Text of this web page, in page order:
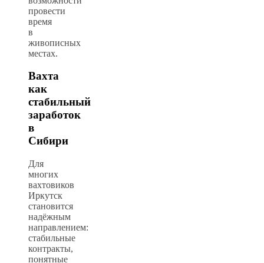
провести
время
в
живописных
местах.
Вахта
как
стабильный
заработок
в
Сибири
Для
многих
вахтовиков
Иркутск
становится
надёжным
направлением:
стабильные
контракты,
понятные